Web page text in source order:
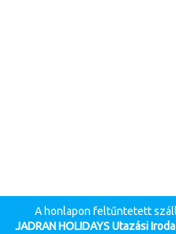
A honlapon feltűntetett
JADRAN HOLIDAYS Utazási Iroda